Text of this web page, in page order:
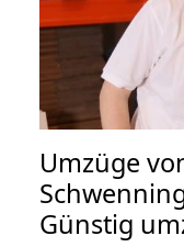
Umzüge
Günstig